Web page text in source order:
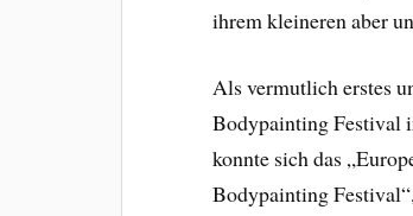
ihrem kleineren aber
Als vermutlich erstes
Bodypainting Festival
konnte sich das
Bodypainting